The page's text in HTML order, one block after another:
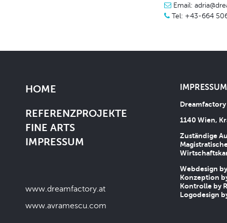
Email:
Tel: +43-664
HOME
REFERENZPROJEKTE
FINE ARTS
IMPRESSUM
www.dreamfactory.at
www.avramescu.com
1140 Wien,
Zuständige
Webdesign
Konzeption
Kontrolle by
Logodesign